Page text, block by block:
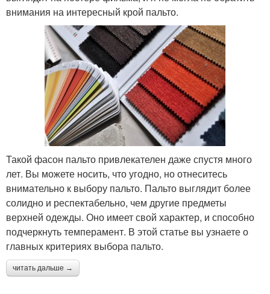
внимания на интересный крой пальто.
Такой фасон пальто привлекателен даже спустя много
лет. Вы можете носить, что угодно, но отнеситесь
внимательно к выбору пальто. Пальто выглядит более
солидно и респектабельно, чем другие предметы
верхней одежды. Оно имеет свой характер, и способно
подчеркнуть темперамент. В этой статье вы узнаете о
главных критериях выбора пальто.
читать дальше →